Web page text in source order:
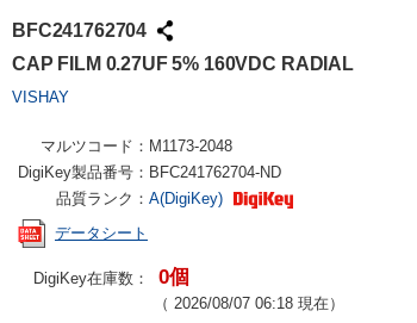
BFC241762704
CAP FILM 0.27UF 5% 160VDC RADIAL
VISHAY
マルツコード： M1173-2048
DigiKey製品番号： BFC241762704-ND
品質ランク： A(DigiKey)
データシート
DigiKey在庫数： 0個
（ 2026/08/07 06:18 現在）